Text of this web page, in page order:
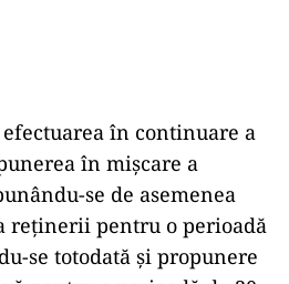
efectuarea în continuare a
în mişcare a
se de asemenea
reţinerii pentru o perioadă
se totodată şi propunere